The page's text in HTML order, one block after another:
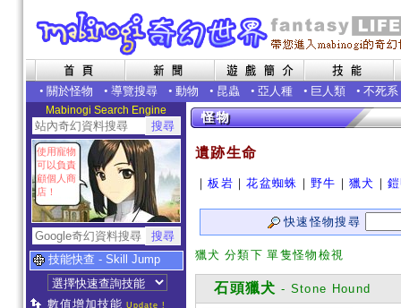
• 關於怪物 • 導覽搜尋 • 動物 • 昆蟲 • 亞人種 • 巨人類 • 不死系
Mabinogi Search Engine
使用寵物
可以負責
顧個人商
店！
技能快查 - Skill Jump
數值增加技能 Update !
遺跡生命
｜板岩 ｜花盆蜘蛛 ｜野牛 ｜獵犬 ｜
快速怪物搜尋
獵犬 分類下 單隻怪物檢視
石頭獵犬 - Stone Hound